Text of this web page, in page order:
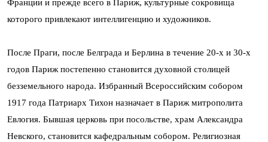
Франции и прежде всего в Париж, культурные сокровища
которого привлекают интеллигенцию и художников.
После Праги, после Белграда и Берлина в течение 20-х и 30-х
годов Париж постепенно становится духовной столицей
безземельного народа. Избранный Всероссийским собором
1917 года Патриарх Тихон назначает в Париж митрополита
Евлогия. Бывшая церковь при посольстве, храм Александра
Невского, становится кафедральным собором. Религиозная